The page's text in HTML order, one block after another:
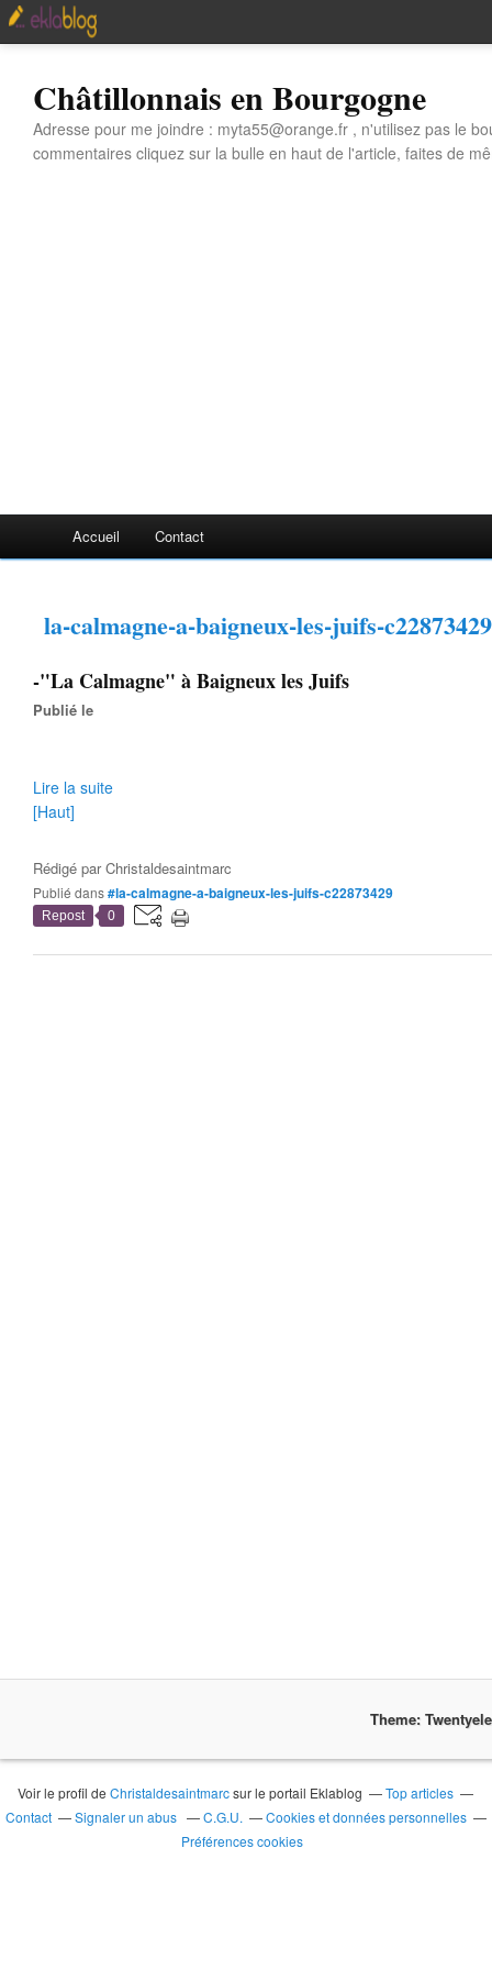
Châtillonnais en Bourgogne
Adresse pour me joindre : myta55@orange.fr , n'utilisez pas le
commentaires cliquez sur la bulle en haut de l'article, faites de
Accueil Contact
la-calmagne-a-baigneux-les-juifs-c22873429
-"La Calmagne" à Baigneux les Juifs
Publié le
Lire la suite
[Haut]
Rédigé parChristaldesaintmarc
Publié dans#la-calmagne-a-baigneux-les-juifs-c22873429
Repost 0
Theme:
Voir le profil deChristaldesaintmarcsur le portail Eklablog
Top articles
Contact
Signaler un abus C.G.U.
Cookies et données personnelles
Préférences cookies